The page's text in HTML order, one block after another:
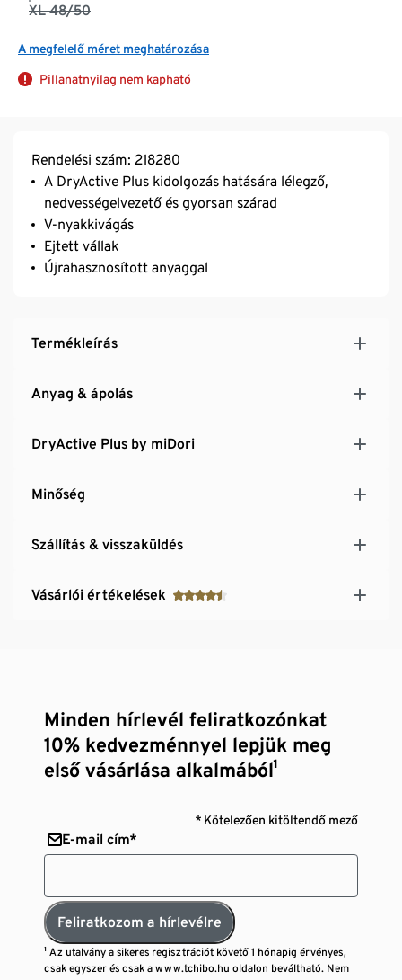
XL 48/50
A megfelelő méret meghatározása
Pillanatnyilag nem kapható
Rendelési szám: 218280
A DryActive Plus kidolgozás hatására lélegző,
nedvességelvezető és gyorsan szárad
V-nyakkivágás
Ejtett vállak
Újrahasznosított anyaggal
Termékleírás
Anyag & ápolás
DryActive Plus by miDori
Minőség
Szállítás & visszaküldés
Vásárlói értékelések
Minden hírlevél feliratkozónkat
10% kedvezménnyel lepjük meg
első vásárlása alkalmából¹
* Kötelezően kitöltendő mező
E-mail cím*
Feliratkozom a hírlevélre
¹ Az utalvány a sikeres regisztrációt követő 1 hónapig érvényes,
csak egyszer és csak a www.tchibo.hu oldalon beváltható. Nem